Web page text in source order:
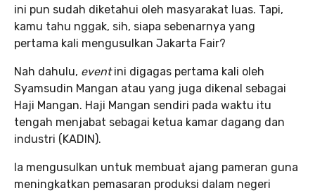
ini pun sudah diketahui oleh masyarakat luas. Tapi,
kamu tahu nggak, sih, siapa sebenarnya yang
pertama kali mengusulkan Jakarta Fair?
Nah dahulu, eventini digagas pertama kali oleh
Syamsudin Mangan atau yang juga dikenal sebagai
Haji Mangan. Haji Mangan sendiri pada waktu itu
tengah menjabat sebagai ketua kamar dagang dan
industri (KADIN).
Ia mengusulkan untuk membuat ajang pameran guna
meningkatkan pemasaran produksi dalam negeri